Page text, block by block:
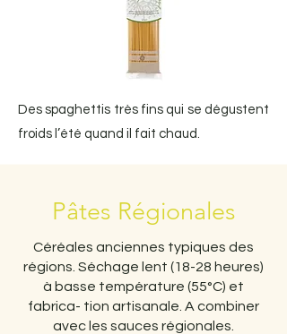
Des spaghettis très fins qui se dégustent
froids l’été quand il fait chaud.
Pâtes Régionales
Céréales anciennes typiques des
régions. Séchage lent (18-28 heures)
à basse température (55°C) et
fabrica- tion artisanale. A combiner
avec les sauces régionales.